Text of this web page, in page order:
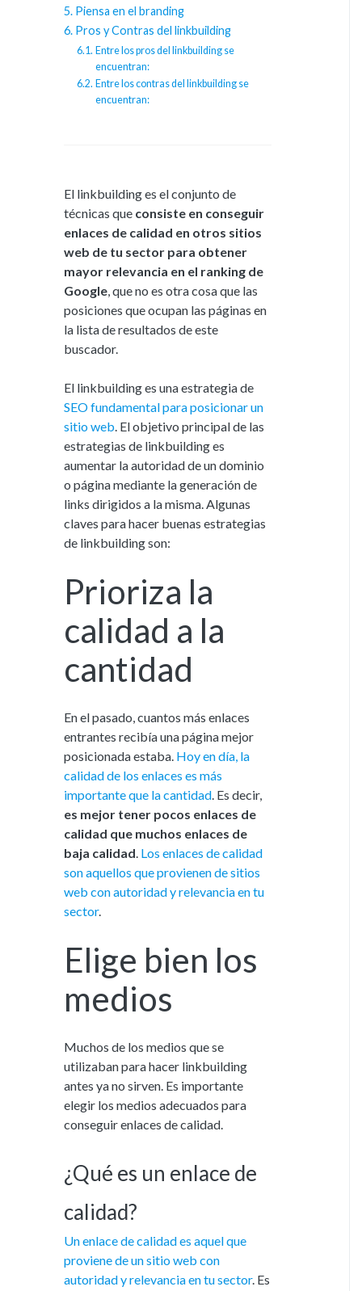
Piensa en el branding
Pros y Contras del linkbuilding
Entre los pros del linkbuilding se
encuentran:
Entre los contras del linkbuilding se
encuentran:
El linkbuilding es el conjunto de
técnicas que consiste en conseguir
enlaces de calidad en otros sitios
web de tu sector para obtener
mayor relevancia en el ranking de
Google , que no es otra cosa que las
posiciones que ocupan las páginas en
la lista de resultados de este
buscador.
El linkbuilding es una estrategia de
SEO fundamental para posicionar un
sitio web . El objetivo principal de las
estrategias de linkbuilding es
aumentar la autoridad de un dominio
o página mediante la generación de
links dirigidos a la misma. Algunas
claves para hacer buenas estrategias
de linkbuilding son:
Prioriza la
calidad a la
cantidad
En el pasado, cuantos más enlaces
entrantes recibía una página mejor
posicionada estaba. Hoy en día, la
calidad de los enlaces es más
importante que la cantidad . Es decir,
es mejor tener pocos enlaces de
calidad que muchos enlaces de
baja calidad Los enlaces de calidad
son aquellos que provienen de sitios
web con autoridad y relevancia en tu
sector.
Elige bien los
medios
Muchos de los medios que se
utilizaban para hacer linkbuilding
antes ya no sirven. Es importante
elegir los medios adecuados para
conseguir enlaces de calidad.
¿Qué es un enlace de
calidad?
Un enlace de calidad es aquel que
proviene de un sitio web con
autoridad y relevancia en tu sector. Es